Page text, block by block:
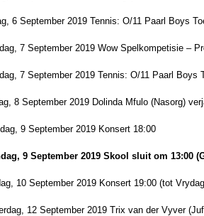
6 September 2019 Tennis: O/11 Paarl Boys
7 September 2019 Wow Spelkompetisie –
7 September 2019 Tennis: O/11 Paarl Boys
8 September 2019 Dolinda Mfulo (Nasorg)
9 September 2019 Konsert 18:00
9 September 2019 Skool sluit om 13:00
10 September 2019 Konsert 19:00 (tot
12 September 2019 Trix van der Vyver